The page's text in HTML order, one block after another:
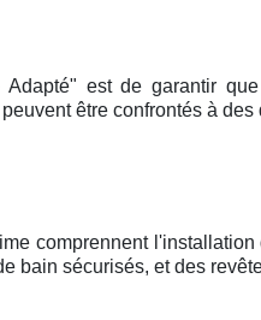
Adapté" est de garantir
être confrontés à
comprennent
bain sécurisés, et des